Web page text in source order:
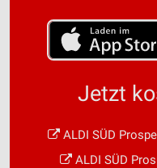
Jetzt
ALDI SÜD
ALDI SÜD